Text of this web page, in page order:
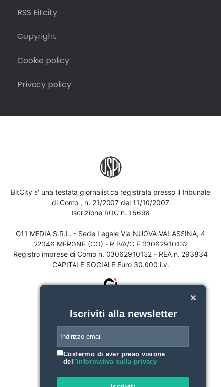
RSS Bitcity
Copyright
Cookie policy
Privacy policy
BitCity e' una testata giornalistica registrata presso il tribunale
di Como , n. 21/2007 del 11/10/2007
Iscrizione ROC n. 15698
G11 MEDIA S.R.L. - Sede Legale Via NUOVA VALASSINA, 4
22046 MERONE (CO) - P.IVA/C.F.03062910132
Registro imprese di Como n. 03062910132 - REA n. 293834
CAPITALE SOCIALE Euro 30.000 i.v.
Iscriviti alla newsletter
Confermo di aver preso visione
dell'informativa sulla privacy